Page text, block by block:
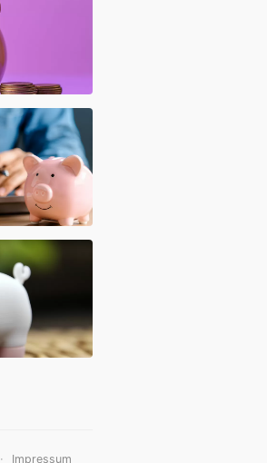
· Impressum